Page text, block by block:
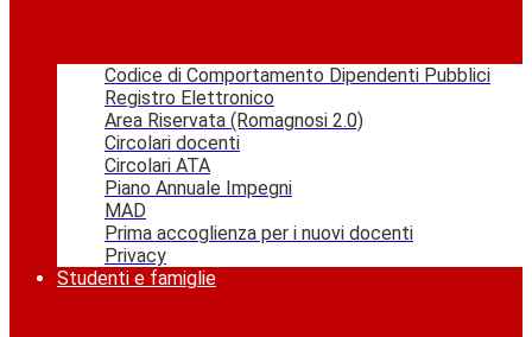
Codice di Comportamento Dipendenti Pubblici
Registro Elettronico
Area Riservata (Romagnosi 2.0)
Circolari docenti
Circolari ATA
Piano Annuale Impegni
MAD
Prima accoglienza per i nuovi docenti
Privacy
Studenti e famiglie